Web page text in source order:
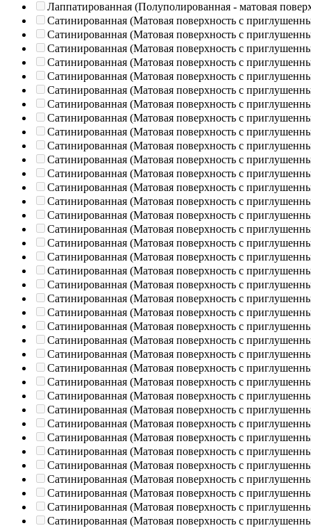
Лаппатированная (Полуполированная - матовая
Сатинированная (Матовая поверхность с
Сатинированная (Матовая поверхность с
Сатинированная (Матовая поверхность с
Сатинированная (Матовая поверхность с
Сатинированная (Матовая поверхность с
Сатинированная (Матовая поверхность с
Сатинированная (Матовая поверхность с
Сатинированная (Матовая поверхность с
Сатинированная (Матовая поверхность с
Сатинированная (Матовая поверхность с
Сатинированная (Матовая поверхность с
Сатинированная (Матовая поверхность с
Сатинированная (Матовая поверхность с
Сатинированная (Матовая поверхность с
Сатинированная (Матовая поверхность с
Сатинированная (Матовая поверхность с
Сатинированная (Матовая поверхность с
Сатинированная (Матовая поверхность с
Сатинированная (Матовая поверхность с
Сатинированная (Матовая поверхность с
Сатинированная (Матовая поверхность с
Сатинированная (Матовая поверхность с
Сатинированная (Матовая поверхность с
Сатинированная (Матовая поверхность с
Сатинированная (Матовая поверхность с
Сатинированная (Матовая поверхность с
Сатинированная (Матовая поверхность с
Сатинированная (Матовая поверхность с
Сатинированная (Матовая поверхность с
Сатинированная (Матовая поверхность с
Сатинированная (Матовая поверхность с
Сатинированная (Матовая поверхность с
Сатинированная (Матовая поверхность с
Сатинированная (Матовая поверхность с
Сатинированная (Матовая поверхность с
Сатинированная (Матовая поверхность с
Сатинированная (Матовая поверхность с